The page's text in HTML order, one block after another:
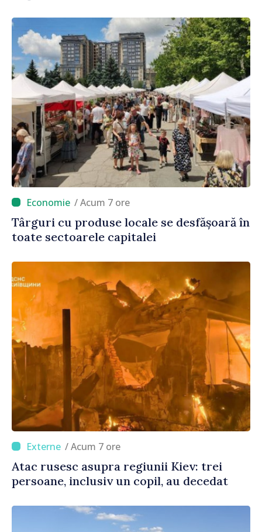
/ Acum 7 ore
Târguri cu produse locale se desfășoară în
toate sectoarele capitalei
/ Acum 7 ore
Atac rusesc asupra regiunii Kiev: trei
persoane, inclusiv un copil, au decedat